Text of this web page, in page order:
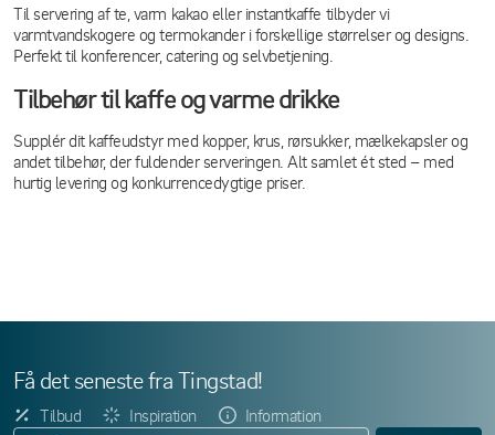
Til servering af te, varm kakao eller instantkaffe tilbyder vi
varmtvandskogere og termokander i forskellige størrelser og designs.
Perfekt til konferencer, catering og selvbetjening.
Tilbehør til kaffe og varme drikke
Supplér dit kaffeudstyr med kopper, krus, rørsukker, mælkekapsler og
andet tilbehør, der fuldender serveringen. Alt samlet ét sted – med
hurtig levering og konkurrencedygtige priser.
Få det seneste fra Tingstad!
Tilbud Inspiration
Information